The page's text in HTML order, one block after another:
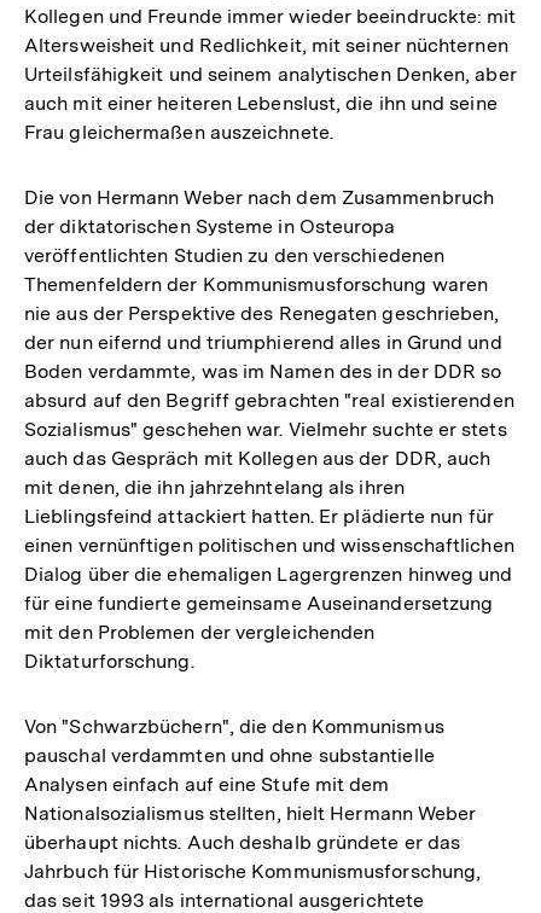
Kollegen und Freunde immer wieder beeindruckte: mit
Altersweisheit und Redlichkeit, mit seiner nüchternen
Urteilsfähigkeit und seinem analytischen Denken, aber
auch mit einer heiteren Lebenslust, die ihn und seine
Frau gleichermaßen auszeichnete.
Die von Hermann Weber nach dem Zusammenbruch
der diktatorischen Systeme in Osteuropa
veröffentlichten Studien zu den verschiedenen
Themenfeldern der Kommunismusforschung waren
nie aus der Perspektive des Renegaten geschrieben,
der nun eifernd und triumphierend alles in Grund und
Boden verdammte, was im Namen des in der DDR so
absurd auf den Begriff gebrachten "real existierenden
Sozialismus" geschehen war. Vielmehr suchte er stets
auch das Gespräch mit Kollegen aus der DDR, auch
mit denen, die ihn jahrzehntelang als ihren
Lieblingsfeind attackiert hatten. Er plädierte nun für
einen vernünftigen politischen und wissenschaftlichen
Dialog über die ehemaligen Lagergrenzen hinweg und
für eine fundierte gemeinsame Auseinandersetzung
mit den Problemen der vergleichenden
Diktaturforschung.
Von "Schwarzbüchern", die den Kommunismus
pauschal verdammten und ohne substantielle
Analysen einfach auf eine Stufe mit dem
Nationalsozialismus stellten, hielt Hermann Weber
überhaupt nichts. Auch deshalb gründete er das
Jahrbuch für Historische Kommunismusforschung,
das seit 1993 als international ausgerichtete